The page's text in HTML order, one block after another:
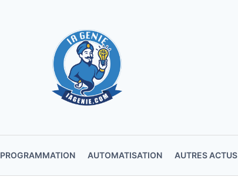
PROGRAMMATION AUTOMATISATION AUTRES ACTUS